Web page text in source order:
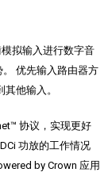
拟输入进行数字音
优先输入路由器方
他输入。
协议，实现更好
功放的工作情况
by Crown 应用